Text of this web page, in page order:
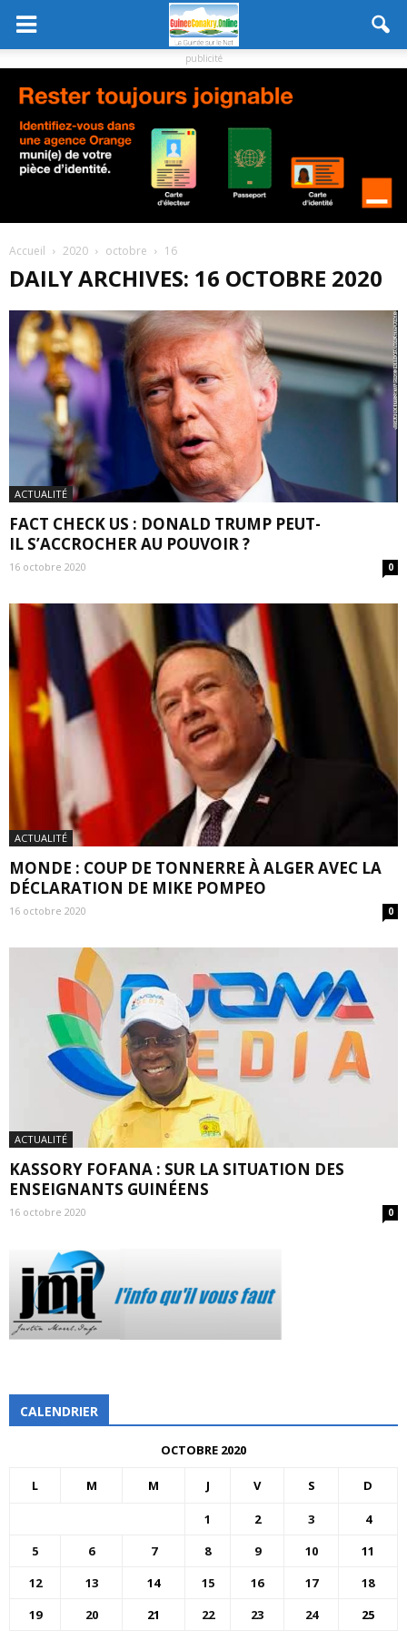
publicité
Accueil 2020 octobre 16
DAILY ARCHIVES: 16 OCTOBRE 2020
ACTUALITÉ
FACT CHECK US : DONALD TRUMP PEUT-
IL S’ACCROCHER AU POUVOIR ?
16 octobre 2020 0
ACTUALITÉ
MONDE : COUP DE TONNERRE À ALGER AVEC LA
DÉCLARATION DE MIKE POMPEO
16 octobre 2020 0
ACTUALITÉ
KASSORY FOFANA : SUR LA SITUATION DES
ENSEIGNANTS GUINÉENS
16 octobre 2020 0
CALENDRIER
OCTOBRE 2020
L M M J V S D
1 2 3
4
5
6 7 8 9 10
11
12
13 14 15 16 17
18
19
20 21 22 23 24 25